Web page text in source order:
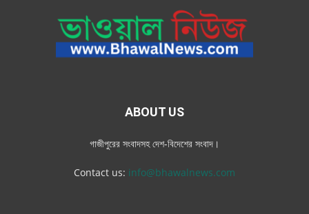
ABOUT US
গাজীপুরের সংবাদসহ দেশ-বিদেশের সংবাদ।
Contact us: info@bhawalnews.com